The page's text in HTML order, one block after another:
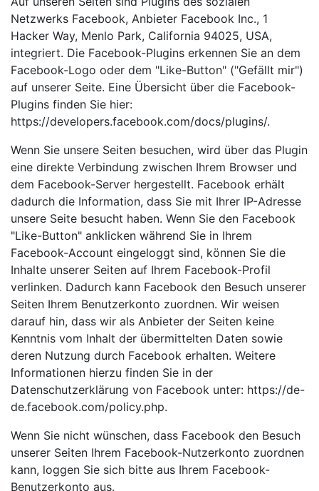
Netzwerks Facebook, Anbieter Facebook Inc., 1
Hacker Way, Menlo Park, California 94025, USA,
integriert. Die Facebook-Plugins erkennen Sie an dem
Facebook-Logo oder dem "Like-Button" ("Gefällt mir")
auf unserer Seite. Eine Übersicht über die Facebook-
Plugins finden Sie hier:
https://developers.facebook.com/docs/plugins/.
Wenn Sie unsere Seiten besuchen, wird über das Plugin
eine direkte Verbindung zwischen Ihrem Browser und
dem Facebook-Server hergestellt. Facebook erhält
dadurch die Information, dass Sie mit Ihrer IP-Adresse
unsere Seite besucht haben. Wenn Sie den Facebook
"Like-Button" anklicken während Sie in Ihrem
Facebook-Account eingeloggt sind, können Sie die
Inhalte unserer Seiten auf Ihrem Facebook-Profil
verlinken. Dadurch kann Facebook den Besuch unserer
Seiten Ihrem Benutzerkonto zuordnen. Wir weisen
darauf hin, dass wir als Anbieter der Seiten keine
Kenntnis vom Inhalt der übermittelten Daten sowie
deren Nutzung durch Facebook erhalten. Weitere
Informationen hierzu finden Sie in der
Datenschutzerklärung von Facebook unter: https://de-
de.facebook.com/policy.php.
Wenn Sie nicht wünschen, dass Facebook den Besuch
unserer Seiten Ihrem Facebook-Nutzerkonto zuordnen
kann, loggen Sie sich bitte aus Ihrem Facebook-
Benutzerkonto aus.